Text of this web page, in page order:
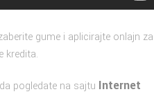
gume i aplicirajte onlajn za
kredita.
pogledate na sajtu Internet